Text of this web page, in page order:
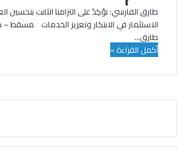
طارق الفارسي: نؤكِدُ على التزامنا الثابت بتحسين
الاستثمار في الابتكار وتعزيز الخدمات مسقط
طارق…
أكمل القراءة »